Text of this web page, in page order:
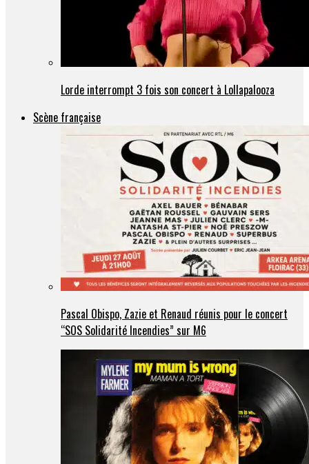
Lorde interrompt 3 fois son concert à Lollapalooza
Scène française
Pascal Obispo, Zazie et Renaud réunis pour le concert
“SOS Solidarité Incendies” sur M6